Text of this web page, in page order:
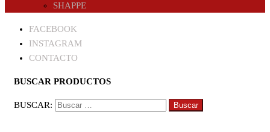
SHAPPE
FACEBOOK
INSTAGRAM
CONTACTO
BUSCAR PRODUCTOS
BUSCAR: